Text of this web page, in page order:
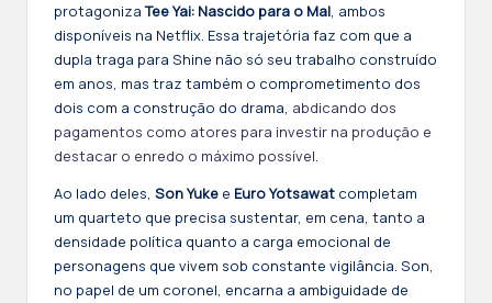
protagonizaTee Yai: Nascido para o Mal, ambos
disponíveis na Netflix. Essa trajetória faz com que a
dupla traga para Shine não só seu trabalho construído
em anos, mas traz também o comprometimento dos
dois com a construção do drama, abdicando dos
pagamentos como atores para investir na produção e
destacar o enredo o máximo possível.
Ao lado deles, Son Yuke e Euro Yotsawat completam
um quarteto que precisa sustentar, em cena, tanto a
densidade política quanto a carga emocional de
personagens que vivem sob constante vigilância. Son,
no papel de um coronel, encarna a ambiguidade de